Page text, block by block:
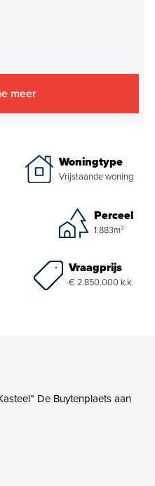
meer
Woningtype
Vrijstaande woning
Perceel
1.883m²
Vraagprijs
€ 2.850.000 k.k.
De Buytenplaets aan